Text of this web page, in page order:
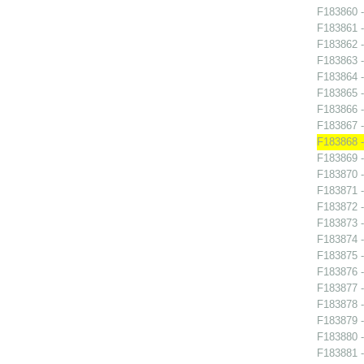
F183860
F183861
F183862
F183863
F183864
F183865
F183866
F183867
F183868
F183869
F183870
F183871
F183872
F183873
F183874
F183875
F183876
F183877
F183878
F183879
F183880
F183881